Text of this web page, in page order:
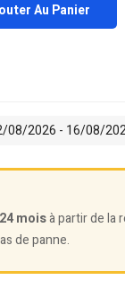
Au Panier
08/2026 - 16/08/
moisà partir de la
de panne.